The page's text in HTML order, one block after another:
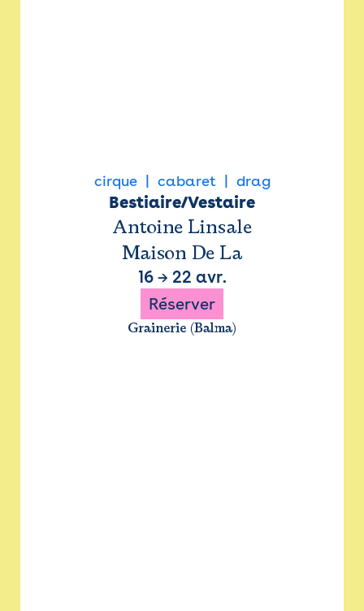
cirque cabaret drag
Bestiaire/Vestaire
Antoine Linsale
Maison De La
16→ 22 avr.
Réserver
Grainerie (Balma)